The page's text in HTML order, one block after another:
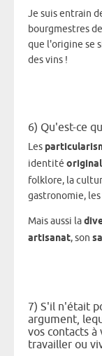
Je suis entrain
bourgmestres
que l'origine se
des vins !
6) Qu'est-ce
Les
identité
folklore, la
gastronomie, les
Mais aussi la
artisanat, son
7) S'il n'était
argument,
vos contacts à
travailler ou